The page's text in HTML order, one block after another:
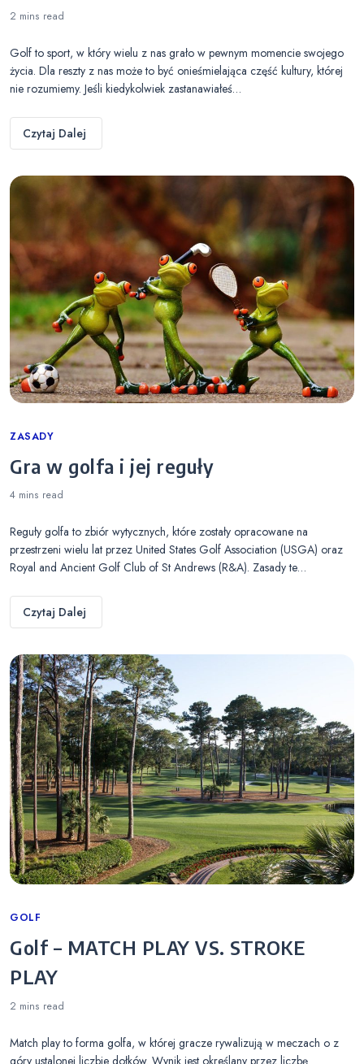
2 mins read
Golf to sport, w który wielu z nas grało w pewnym momencie swojego
życia. Dla reszty z nas może to być onieśmielająca część kultury, której
nie rozumiemy. Jeśli kiedykolwiek zastanawiałeś…
Czytaj Dalej
Categories
ZASADY
Gra w golfa i jej reguły
4 mins read
Reguły golfa to zbiór wytycznych, które zostały opracowane na
przestrzeni wielu lat przez United States Golf Association (USGA) oraz
Royal and Ancient Golf Club of St Andrews (R&A). Zasady te…
Czytaj Dalej
Categories
GOLF
Golf – MATCH PLAY VS. STROKE
PLAY
2 mins read
Match play to forma golfa, w której gracze rywalizują w meczach o z
góry ustalonej liczbie dołków. Wynik jest określany przez liczbę